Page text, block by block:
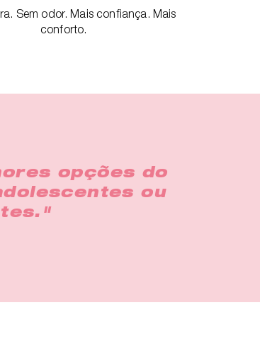
Sem odor. Mais confiança. Mais
conforto.
opções do
ou